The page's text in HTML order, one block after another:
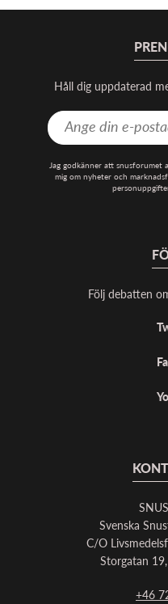
Håll dig uppdaterad
Jag godkänner att snusforumet
mig om nyheter och
Följ debatten
Svenska
C/O
Storgatan
+46